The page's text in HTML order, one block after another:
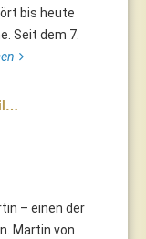
bis heute
Seit dem 7.
– einen der
Martin von